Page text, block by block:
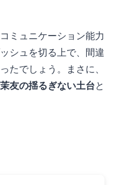
ミュニケーション能力
シュを切る上で、間違
たでしょう。まさに、
友の揺るぎない土台と